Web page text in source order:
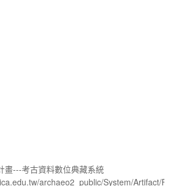
畫---考古資料數位典藏系統
archaeo2_public/System/Artifact/